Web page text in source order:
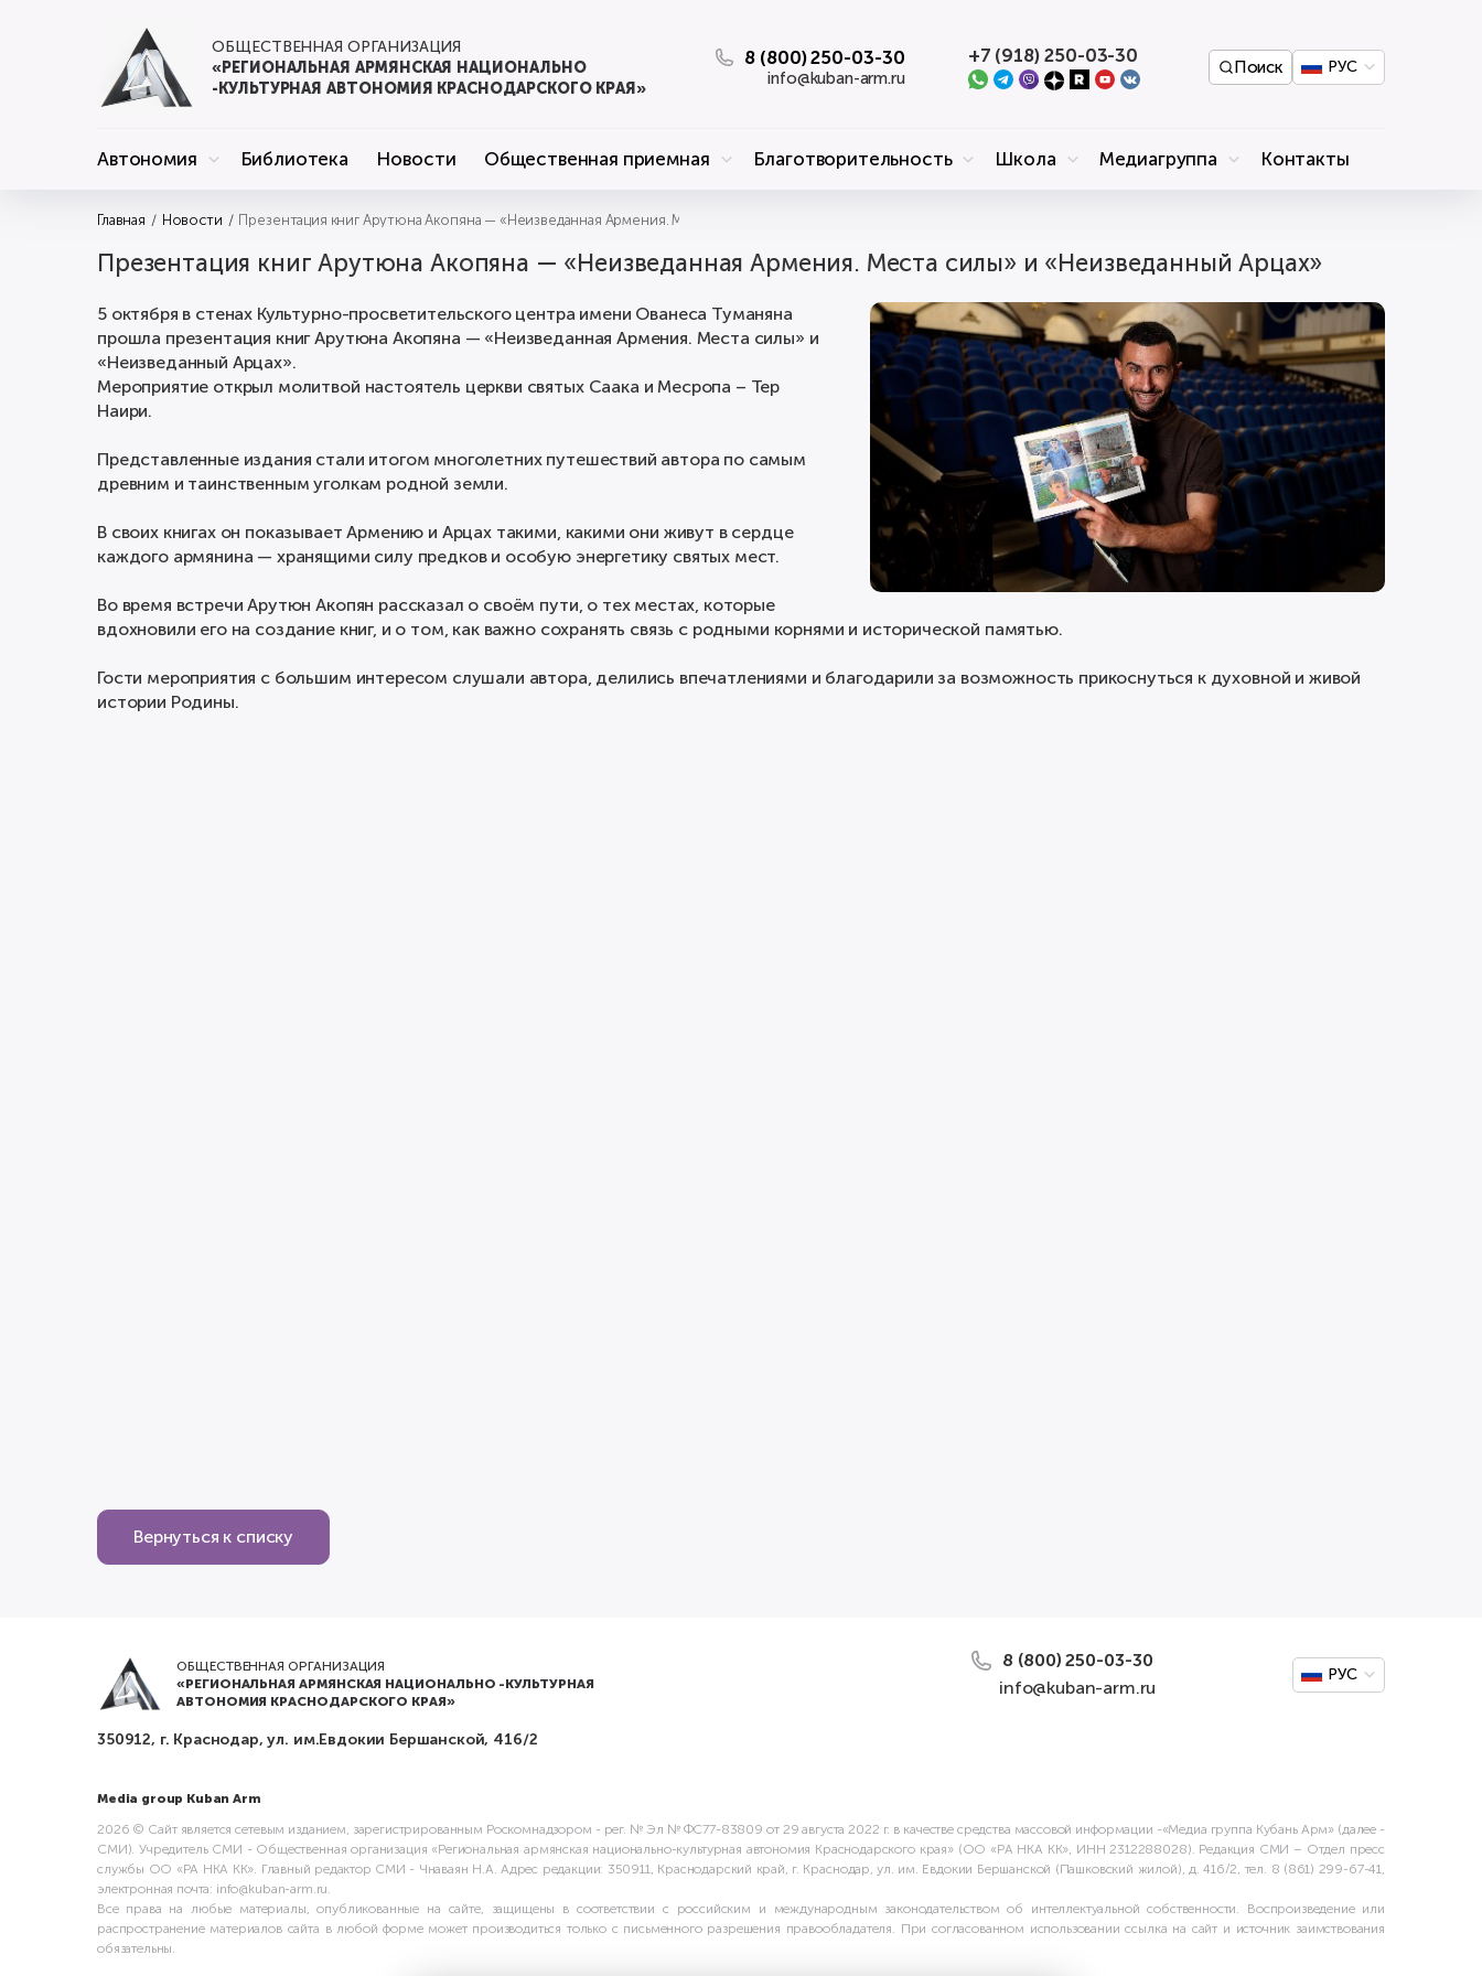
ОБЩЕСТВЕННАЯ ОРГАНИЗАЦИЯ
«РЕГИОНАЛЬНАЯ АРМЯНСКАЯ НАЦИОНАЛЬНО
-КУЛЬТУРНАЯ АВТОНОМИЯ КРАСНОДАРСКОГО КРАЯ»
8 (800) 250-03-30
info@kuban-arm.ru
+7 (918) 250-03-30
Поиск РУС
Автономия Библиотека Новости Общественная приемная Благотворительность Школа Медиагруппа Контакты
Главная Новости Презентация книг Арутюна Акопяна — «Неизведанная Армения. Места силы» и «Неизведанный Арцах»
Презентация книг Арутюна Акопяна — «Неизведанная Армения. Места силы» и «Неизведанный Арцах»
5 октября в стенах Культурно-просветительского центра имени Ованеса Туманяна
прошла презентация книг Арутюна Акопяна — «Неизведанная Армения. Места силы» и
«Неизведанный Арцах».
Мероприятие открыл молитвой настоятель церкви святых Саака и Месропа – Тер
Наири.
Представленные издания стали итогом многолетних путешествий автора по самым
древним и таинственным уголкам родной земли.
В своих книгах он показывает Армению и Арцах такими, какими они живут в сердце
каждого армянина — хранящими силу предков и особую энергетику святых мест.
Во время встречи Арутюн Акопян рассказал о своём пути, о тех местах, которые
вдохновили его на создание книг, и о том, как важно сохранять связь с родными корнями и исторической памятью.
Гости мероприятия с большим интересом слушали автора, делились впечатлениями и благодарили за возможность прикоснуться к духовной и живой
истории Родины.
Вернуться к списку
ОБЩЕСТВЕННАЯ ОРГАНИЗАЦИЯ
«РЕГИОНАЛЬНАЯ АРМЯНСКАЯ НАЦИОНАЛЬНО -КУЛЬТУРНАЯ
АВТОНОМИЯ КРАСНОДАРСКОГО КРАЯ»
350912, г. Краснодар, ул. им.Евдокии Бершанской, 416/2
8 (800) 250-03-30
info@kuban-arm.ru
РУС
Media group Kuban Arm
2026 © Сайт является сетевым изданием, зарегистрированным Роскомнадзором - рег. № Эл № ФС77-83809 от 29 августа 2022 г. в качестве средства массовой информации -«Медиа группа Кубань Арм» (далее -
СМИ). Учредитель СМИ - Общественная организация «Региональная армянская национально-культурная автономия Краснодарского края» (ОО «РА НКА КК», ИНН 2312288028). Редакция СМИ – Отдел пресс
службы ОО «РА НКА КК». Главный редактор СМИ - Чнаваян Н.А. Адрес редакции: 350911, Краснодарский край, г. Краснодар, ул. им. Евдокии Бершанской (Пашковский жилой), д. 416/2, тел. 8 (861) 299-67-41,
электронная почта: info@kuban-arm.ru.
Все права на любые материалы, опубликованные на сайте, защищены в соответствии с российским и международным законодательством об интеллектуальной собственности. Воспроизведение или
распространение материалов сайта в любой форме может производиться только с письменного разрешения правообладателя. При согласованном использовании ссылка на сайт и источник заимствования
обязательны.